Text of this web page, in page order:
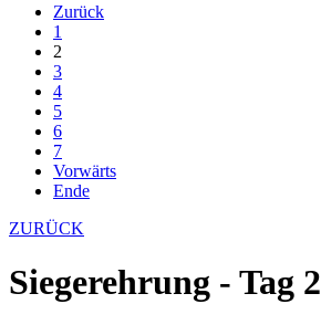
Zurück
1
2
3
4
5
6
7
Vorwärts
Ende
ZURÜCK
Siegerehrung - Tag 2